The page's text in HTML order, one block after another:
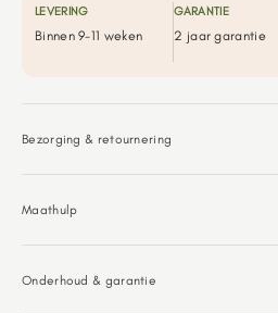
LEVERING
Binnen 9-11 weken
GARANTIE
2 jaar garantie
Bezorging & retournering
Maathulp
Onderhoud & garantie